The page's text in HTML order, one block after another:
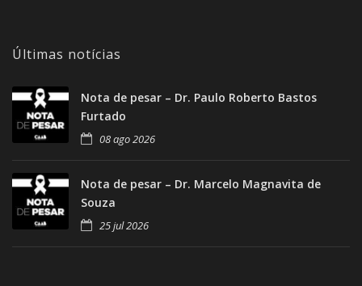
Últimas notícias
Nota de pesar – Dr. Paulo Roberto Bastos
Furtado
08 ago 2026
Nota de pesar – Dr. Marcelo Magnavita de
Souza
25 jul 2026